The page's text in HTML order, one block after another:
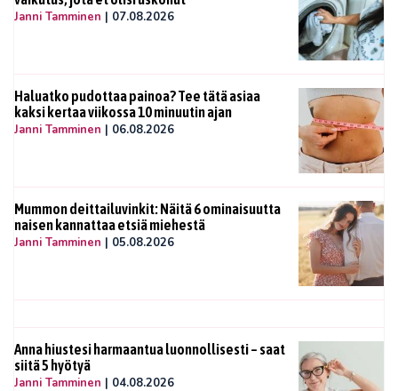
Janni Tamminen | 07.08.2026
Haluatko pudottaa painoa? Tee tätä asiaa
kaksi kertaa viikossa 10 minuutin ajan
Janni Tamminen | 06.08.2026
Mummon deittailuvinkit: Näitä 6 ominaisuutta
naisen kannattaa etsiä miehestä
Janni Tamminen | 05.08.2026
Anna hiustesi harmaantua luonnollisesti – saat
siitä 5 hyötyä
Janni Tamminen | 04.08.2026